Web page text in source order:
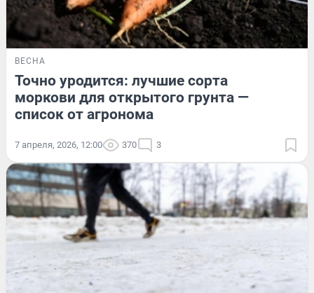
ВЕСНА
Точно уродится: лучшие сорта
моркови для открытого грунта —
список от агронома
7 апреля, 2026, 12:00 370 3